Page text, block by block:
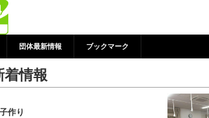
新着情報 | 狛江市
団体最新情報 ブックマーク
情報
作り